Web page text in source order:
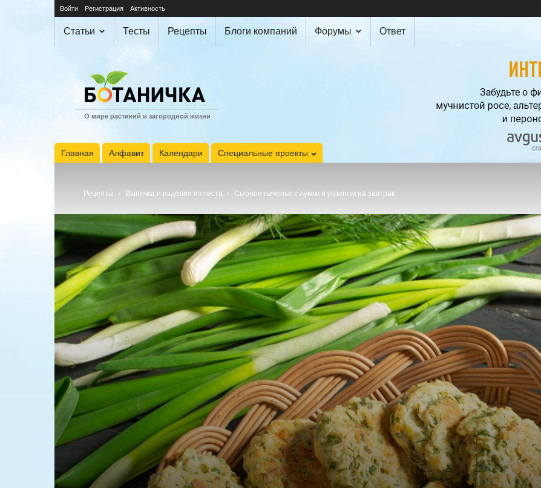
Войти Регистрация Активность
Статьи Тесты Рецепты Блоги компаний Форумы Ответ
О мире растений и загородной жизни
Главная Алфавит Календари Специальные проекты
Рецепты Выпечка и изделия из теста Сырное печенье с луком и укропом на завтрак